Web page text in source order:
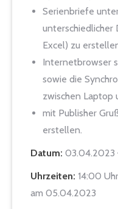
Serienbriefe
unterschiedlicher
Excel) zu
Internetbrowser
sowie die
zwischen Laptop
mit Publisher
erstellen.
Datum: 03.04.2023
Uhrzeiten: 14:00
am 05.04.2023